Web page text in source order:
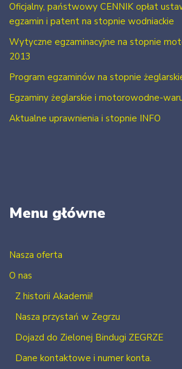
Oficjalny, państwowy CENNIK opłat
egzamin i patent na stopnie wodniackie
Wytyczne egzaminacyjne na stopnie
2013
Program egzaminów na stopnie
Egzaminy żeglarskie i motorowodne-
Aktualne uprawnienia i stopnie INFO
Menu główne
Nasza oferta
O nas
Z historii Akademii!
Nasza przystań w Zegrzu
Dojazd do Zielonej Bindugi ZEGRZE
Dane kontaktowe i numer konta.